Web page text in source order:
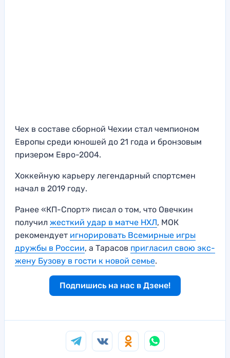
Чех в составе сборной Чехии стал чемпионом
Европы среди юношей до 21 года и бронзовым
призером Евро-2004.
Хоккейную карьеру легендарный спортсмен
начал в 2019 году.
Ранее «КП-Спорт» писал о том, что Овечкин
получил жесткий удар в матче НХЛ, МОК
рекомендует игнорировать Всемирные игры
дружбы в России, а Тарасов пригласил свою экс-
жену Бузову в гости к новой семье.
Подпишись на нас в Дзене!